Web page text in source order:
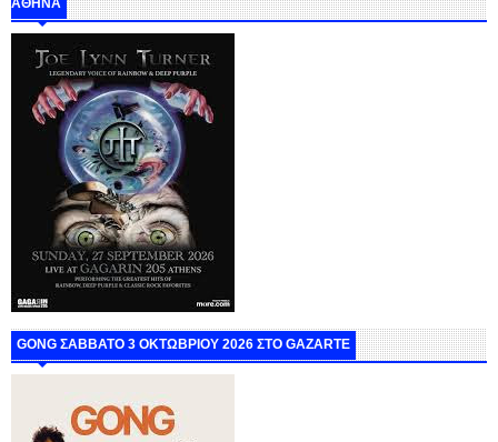
ΑΘΗΝΑ
GONG ΣΑΒΒΑΤΟ 3 ΟΚΤΩΒΡΙΟΥ 2026 ΣΤΟ GAZARTE